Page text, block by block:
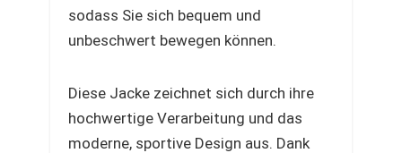
sodass Sie sich bequem und
unbeschwert bewegen können.
Diese Jacke zeichnet sich durch ihre
hochwertige Verarbeitung und das
moderne, sportive Design aus. Dank